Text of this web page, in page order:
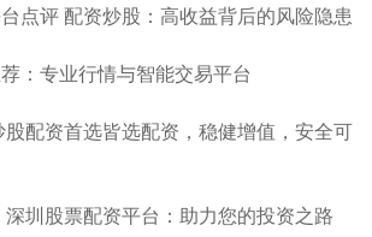
点评 配资炒股：高收益背后的风险隐患
：专业行情与智能交易平台
配资首选皆选配资，稳健增值，安全可
圳股票配资平台：助力您的投资之路